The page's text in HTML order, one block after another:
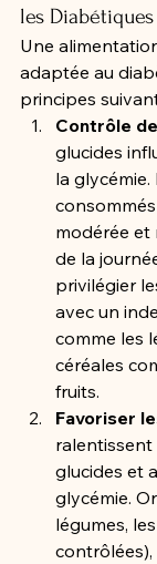
les Diabétiques
Une
adaptée au
principes
Contrôle
glucides
la
modérée
de la
privilégier
avec un
comme les
céréales
fruits.
Favoriser
ralentissent
glucides et
glycémie.
légumes,
contrôlées),